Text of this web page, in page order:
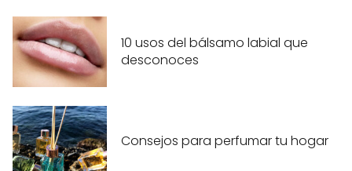
10 usos del bálsamo labial que
desconoces
Consejos para perfumar tu hogar